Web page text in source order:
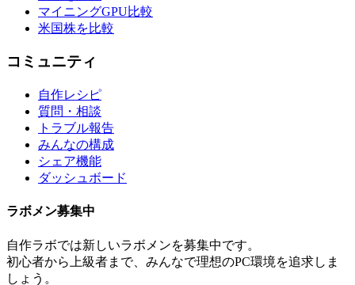
マイニングGPU比較
米国株を比較
コミュニティ
自作レシピ
質問・相談
トラブル報告
みんなの構成
シェア機能
ダッシュボード
ラボメン募集中
自作ラボでは新しいラボメンを募集中です。
初心者から上級者まで、みんなで理想のPC環境を追求しま
しょう。